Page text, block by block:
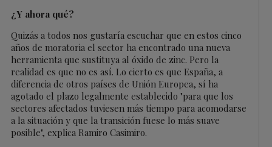
¿Y ahora qué?
Quizás a todos nos gustaría escuchar que en estos cinco
años de moratoria el sector ha encontrado una nueva
herramienta que sustituya al óxido de zinc. Pero la
realidad es que no es así. Lo cierto es que España, a
diferencia de otros países de Unión Europea, sí ha
agotado el plazo legalmente establecido "para que los
sectores afectados tuviesen más tiempo para acomodarse
a la situación y que la transición fuese lo más suave
posible", explica Ramiro Casimiro.